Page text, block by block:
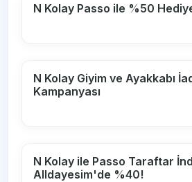
N Kolay Passo ile %50
N Kolay Giyim ve Ayakkabı
Kampanyası
N Kolay ile Passo Taraftar
Alldayesim'de %40!